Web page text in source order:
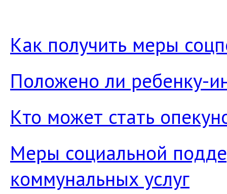
Как получить меры
Положено ли ребенку-
Кто может стать
Меры социальной
коммунальных услуг